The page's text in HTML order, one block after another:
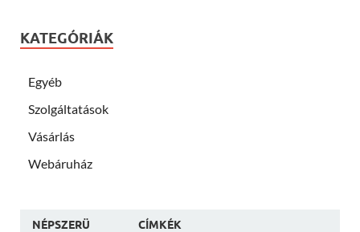
KATEGÓRIÁK
Egyéb
Szolgáltatások
Vásárlás
Webáruház
NÉPSZERÜ CÍMKÉK